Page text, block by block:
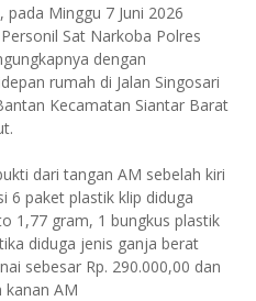
pada Minggu 7 Juni 2026
Sat Narkoba Polres
dengan
rumah di Jalan Singosari
Kecamatan Siantar Barat
dari tangan AM sebelah kiri
6 paket plastik klip diduga
1,77 gram, 1 bungkus plastik
diduga jenis ganja berat
sebesar Rp. 290.000,00 dan
kanan AM